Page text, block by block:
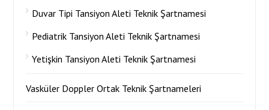
Duvar Tipi Tansiyon Aleti Teknik Şartnamesi
Pediatrik Tansiyon Aleti Teknik Şartnamesi
Yetişkin Tansiyon Aleti Teknik Şartnamesi
Vasküler Doppler Ortak Teknik Şartnameleri